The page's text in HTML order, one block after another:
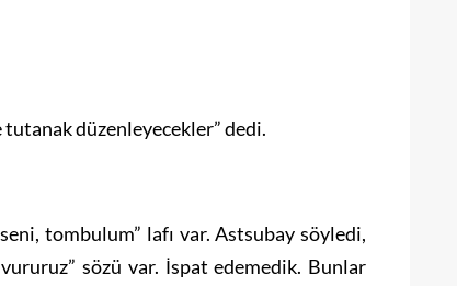
düzenleyecekler” dedi.
tombulum” lafı var. Astsubay söyledi,
sözü var. İspat edemedik. Bunlar